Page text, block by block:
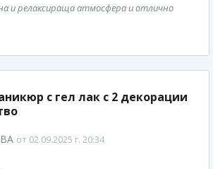
и релаксираща атмосфера и отлично
с гел лак с 2 декорации
от 02.09.2025 г. 20:34